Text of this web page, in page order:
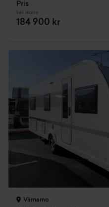
Pris
Inkl. moms
184 900 kr
Värnamo